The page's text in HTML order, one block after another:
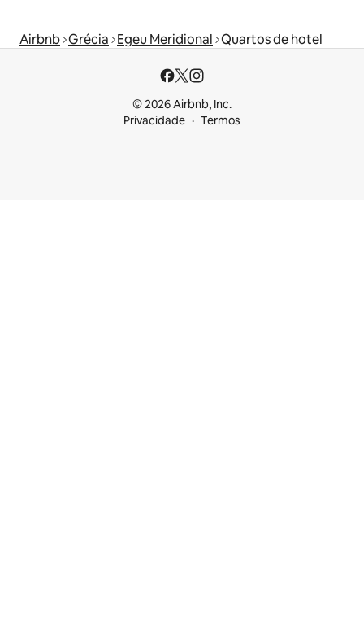
Airbnb Grécia Egeu Meridional Quartos de hotel
© 2026 Airbnb, Inc.
Privacidade
Termos